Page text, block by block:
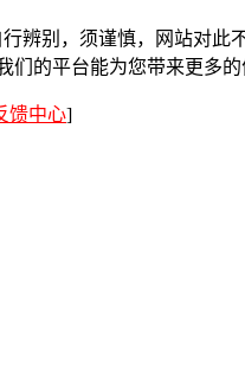
辨别，须谨慎，网站对此
们的平台能为您带来更多的
馈中心]